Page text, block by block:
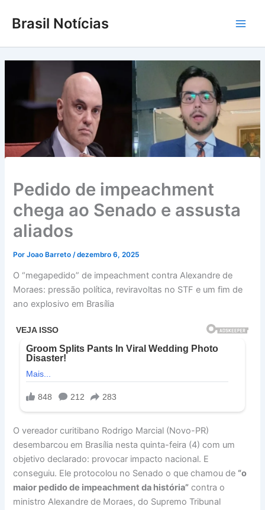
para
conteúdo
Brasil Notícias
Pedido de impeachment
chega ao Senado e assusta
aliados
PorJoao Barreto/dezembro 6, 2025
O “megapedido” de impeachment contra Alexandre de
Moraes: pressão política, reviravoltas no STF e um fim de
ano explosivo em Brasília
O vereador curitibano Rodrigo Marcial (Novo-PR)
desembarcou em Brasília nesta quinta-feira (4) com um
objetivo declarado: provocar impacto nacional. E
conseguiu. Ele protocolou no Senado o que chamou de “o
maior pedido de impeachment da história” contra o
ministro Alexandre de Moraes, do Supremo Tribunal